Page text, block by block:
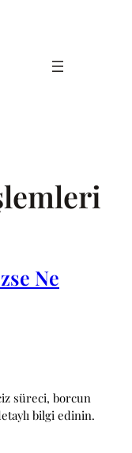
Ne
süreci, borcun
bilgi edinin.